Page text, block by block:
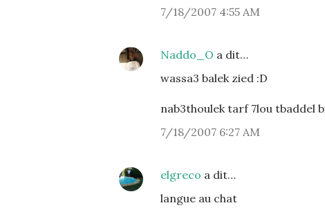
7/18/2007 4:55 AM
Naddo_O a dit…
wassa3 balek zied :D
nab3thoulek tarf 7lou tbaddel
7/18/2007 6:27 AM
elgreco a dit…
langue au chat